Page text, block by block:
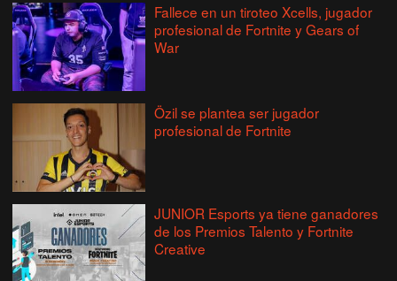
Fallece en un tiroteo Xcells, jugador
profesional de Fortnite y Gears of
War
Özil se plantea ser jugador
profesional de Fortnite
JUNIOR Esports ya tiene ganadores
de los Premios Talento y Fortnite
Creative